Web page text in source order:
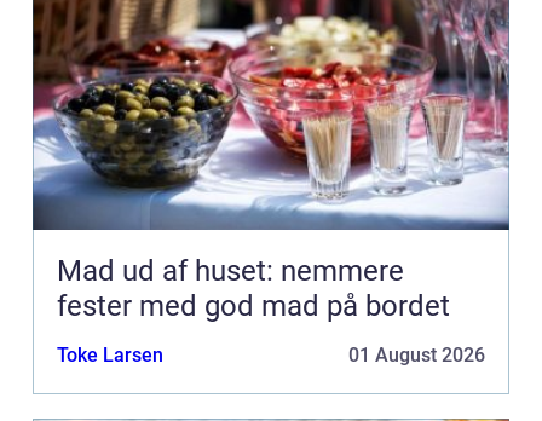
Mad ud af huset: nemmere
fester med god mad på bordet
Toke Larsen 01 August 2026